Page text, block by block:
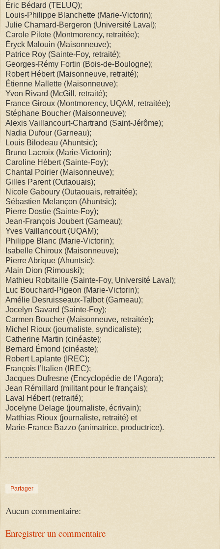
Éric Bédard (TELUQ);
Louis-Philippe Blanchette (Marie-Victorin);
Julie Chamard-Bergeron (Université Laval);
Carole Pilote (Montmorency, retraitée);
Éryck Malouin (Maisonneuve);
Patrice Roy (Sainte-Foy, retraité);
Georges-Rémy Fortin (Bois-de-Boulogne);
Robert Hébert (Maisonneuve, retraité);
Étienne Mallette (Maisonneuve);
Yvon Rivard (McGill, retraité);
France Giroux (Montmorency, UQAM, retraitée);
Stéphane Boucher (Maisonneuve);
Alexis Vaillancourt-Chartrand (Saint-Jérôme);
Nadia Dufour (Garneau);
Louis Bilodeau (Ahuntsic);
Bruno Lacroix (Marie-Victorin);
Caroline Hébert (Sainte-Foy);
Chantal Poirier (Maisonneuve);
Gilles Parent (Outaouais);
Nicole Gaboury (Outaouais, retraitée);
Sébastien Melançon (Ahuntsic);
Pierre Dostie (Sainte-Foy);
Jean-François Joubert (Garneau);
Yves Vaillancourt (UQAM);
Philippe Blanc (Marie-Victorin);
Isabelle Chiroux (Maisonneuve);
Pierre Abrique (Ahuntsic);
Alain Dion (Rimouski);
Mathieu Robitaille (Sainte-Foy, Université Laval);
Luc Bouchard-Pigeon (Marie-Victorin);
Amélie Desruisseaux-Talbot (Garneau);
Jocelyn Savard (Sainte-Foy);
Carmen Boucher (Maisonneuve, retraitée);
Michel Rioux (journaliste, syndicaliste);
Catherine Martin (cinéaste);
Bernard Émond (cinéaste);
Robert Laplante (IREC);
François l’Italien (IREC);
Jacques Dufresne (Encyclopédie de l’Agora);
Jean Rémillard (militant pour le français);
Laval Hébert (retraité);
Jocelyne Delage (journaliste, écrivain);
Matthias Rioux (journaliste, retraité) et
Marie-France Bazzo (animatrice, productrice).
Partager
Aucun commentaire:
Enregistrer un commentaire